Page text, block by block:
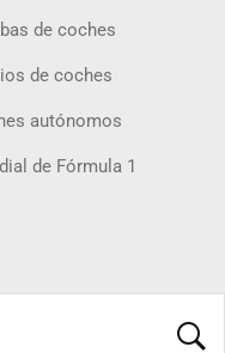
de coches
de coches
autónomos
de Fórmula 1